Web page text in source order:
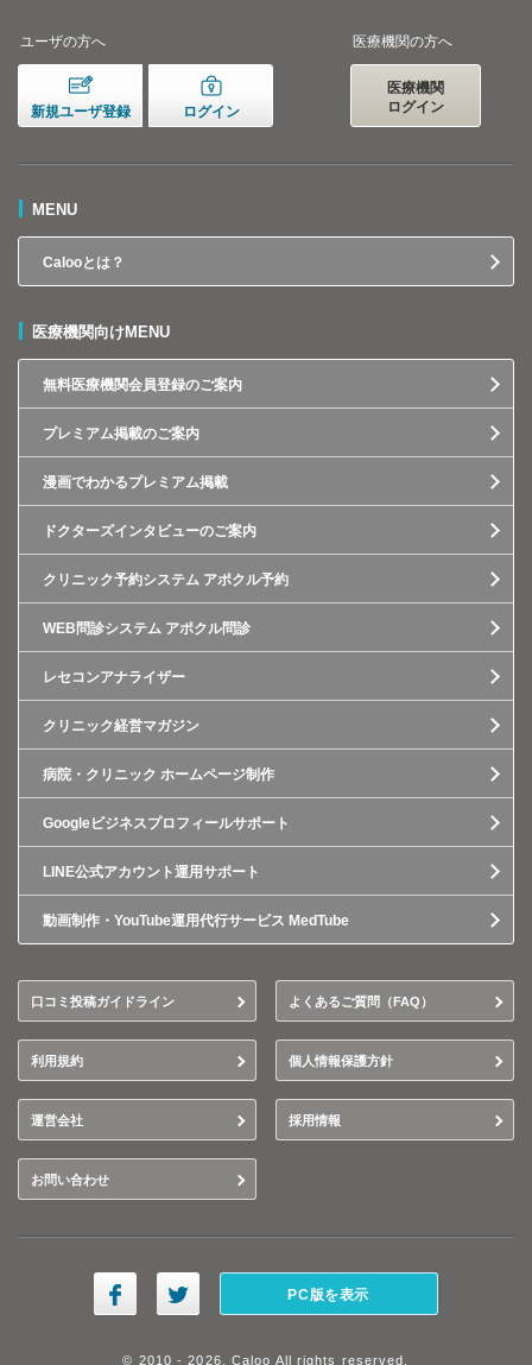
ユーザの方へ
新規ユーザ登録 ログイン
医療機関の方へ
医療機関
ログイン
MENU
Calooとは？
医療機関向けMENU
無料医療機関会員登録のご案内
プレミアム掲載のご案内
漫画でわかるプレミアム掲載
ドクターズインタビューのご案内
クリニック予約システム アポクル予約
WEB問診システム アポクル問診
レセコンアナライザー
クリニック経営マガジン
病院・クリニック ホームページ制作
Googleビジネスプロフィールサポート
LINE公式アカウント運用サポート
動画制作・YouTube運用代行サービス MedTube
口コミ投稿ガイドライン よくあるご質問（FAQ）
利用規約 個人情報保護方針
運営会社 採用情報
お問い合わせ
PC版を表示
© 2010 - 2026, Caloo All rights reserved.